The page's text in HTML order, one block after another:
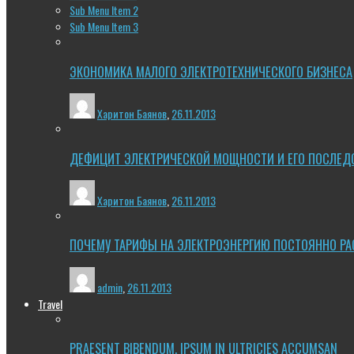
Sub Menu Item 2
Sub Menu Item 3
ЭКОНОМИКА МАЛОГО ЭЛЕКТРОТЕХНИЧЕСКОГО БИЗНЕСА
Харитон Баянов 26.11.2013
ДЕФИЦИТ ЭЛЕКТРИЧЕСКОЙ МОЩНОСТИ И ЕГО
Харитон Баянов 26.11.2013
ПОЧЕМУ ТАРИФЫ НА ЭЛЕКТРОЭНЕРГИЮ ПОСТОЯННО
admin 26.11.2013
Travel
PRAESENT BIBENDUM, IPSUM IN ULTRICIES ACCUMSAN